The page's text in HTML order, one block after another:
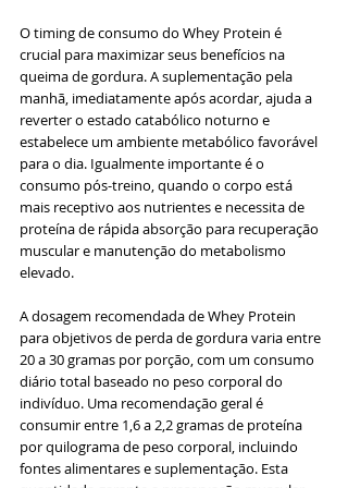
O timing de consumo do Whey Protein é
crucial para maximizar seus benefícios na
queima de gordura. A suplementação pela
manhã, imediatamente após acordar, ajuda a
reverter o estado catabólico noturno e
estabelece um ambiente metabólico favorável
para o dia. Igualmente importante é o
consumo pós-treino, quando o corpo está
mais receptivo aos nutrientes e necessita de
proteína de rápida absorção para recuperação
muscular e manutenção do metabolismo
elevado.
A dosagem recomendada de Whey Protein
para objetivos de perda de gordura varia entre
20 a 30 gramas por porção, com um consumo
diário total baseado no peso corporal do
indivíduo. Uma recomendação geral é
consumir entre 1,6 a 2,2 gramas de proteína
por quilograma de peso corporal, incluindo
fontes alimentares e suplementação. Esta